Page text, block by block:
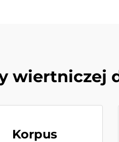
wiertniczej
Korpus